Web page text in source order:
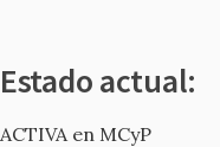
Estado actual:
ACTIVA en MCyP